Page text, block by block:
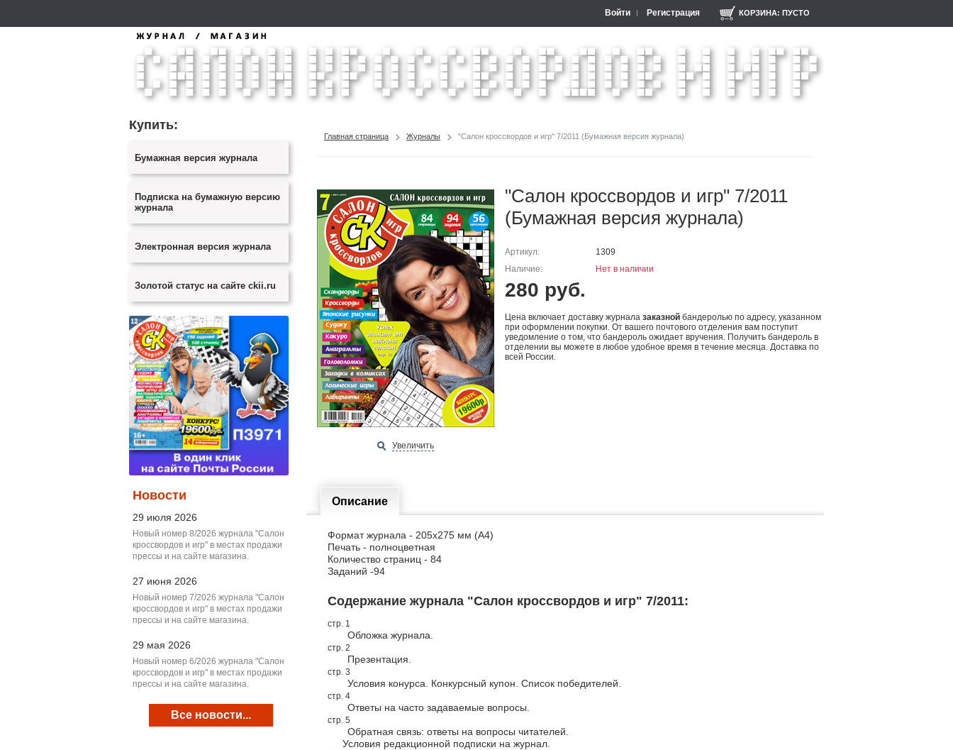
КОРЗИНА: ПУСТО
Войти Регистрация
Купить:
Бумажная версия журнала
Подписка на бумажную версию
журнала
Электронная версия журнала
Золотой статус на сайте ckii.ru
Новости
29 июля 2026
Новый номер 8/2026 журнала "Салон
кроссвордов и игр" в местах продажи
прессы и на сайте магазина.
27 июня 2026
Новый номер 7/2026 журнала "Салон
кроссвордов и игр" в местах продажи
прессы и на сайте магазина.
29 мая 2026
Новый номер 6/2026 журнала "Салон
кроссвордов и игр" в местах продажи
прессы и на сайте магазина.
Все новости...
Главная страница Журналы "Салон кроссвордов и игр" 7/2011 (Бумажная версия журнала)
Увеличить
"Салон кроссвордов и игр" 7/2011
(Бумажная версия журнала)
Артикул:
1309
Наличие:
Нет в наличии
280 руб.
Цена включает доставку журнала заказной бандеролью по адресу, указанном
при оформлении покупки. От вашего почтового отделения вам поступит
уведомление о том, что бандероль ожидает вручения. Получить бандероль в
отделении вы можете в любое удобное время в течение месяца. Доставка по
всей России.
Описание
Формат журнала - 205х275 мм (А4)
Печать - полноцветная
Количество страниц - 84
Заданий -94
Содержание журнала "Салон кроссвордов и игр" 7/2011:
стр. 1
Обложка журнала.
стр. 2
Презентация.
стр. 3
Условия конурса. Конкурсный купон. Список победителей.
стр. 4
Ответы на часто задаваемые вопросы.
стр. 5
Обратная связь: ответы на вопросы читателей.
Условия редакционной подписки на журнал.